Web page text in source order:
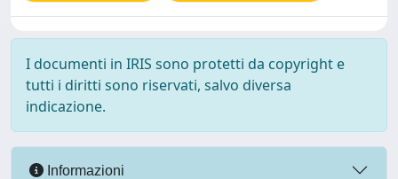
I documenti in IRIS sono protetti da copyright e
tutti i diritti sono riservati, salvo diversa
indicazione.
Informazioni